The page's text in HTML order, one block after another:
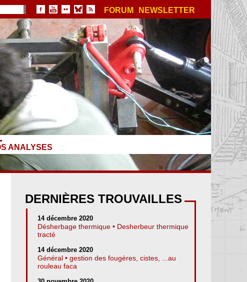
FORUM NEWSLETTER
ANALYSES
DERNIÈRES TROUVAILLES
14 décembre 2020
Désherbage thermique • Desherbeur thermique
tracté
14 décembre 2020
Général • gestion des fougères, cistes, ...au
rouleau faca